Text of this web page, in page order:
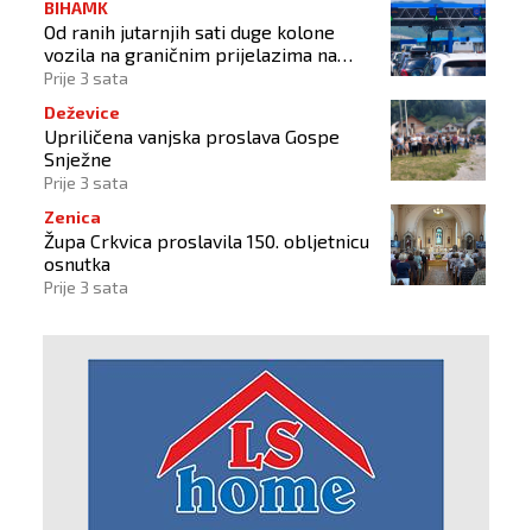
BIHAMK
Od ranih jutarnjih sati duge kolone
vozila na graničnim prijelazima na
izlazu iz BiH
Prije 3 sata
Deževice
Upriličena vanjska proslava Gospe
Snježne
Prije 3 sata
Zenica
Župa Crkvica proslavila 150. obljetnicu
osnutka
Prije 3 sata